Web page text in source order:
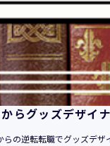
人情報】
会社ユウクリ（以下「
す。
所・氏名・電話番号・
、IPアドレス等におい
らグッズデザイ
の逆転転職でグッズデ